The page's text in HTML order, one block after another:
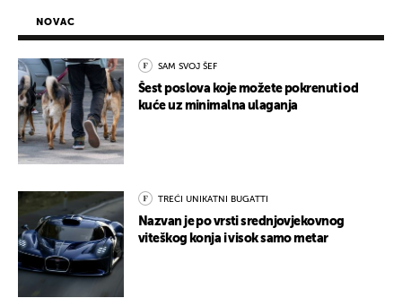
NOVAC
SAM SVOJ ŠEF
Šest poslova koje možete pokrenuti od
kuće uz minimalna ulaganja
TREĆI UNIKATNI BUGATTI
Nazvan je po vrsti srednjovjekovnog
viteškog konja i visok samo metar